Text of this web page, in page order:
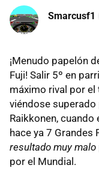
Smarcusf1
¡Menudo papelón
Fuji! Salir 5º en
máximo rival por el
viéndose
Raikkonen,
hace ya 7 Grandes
resultado muy malo
por el Mundial.